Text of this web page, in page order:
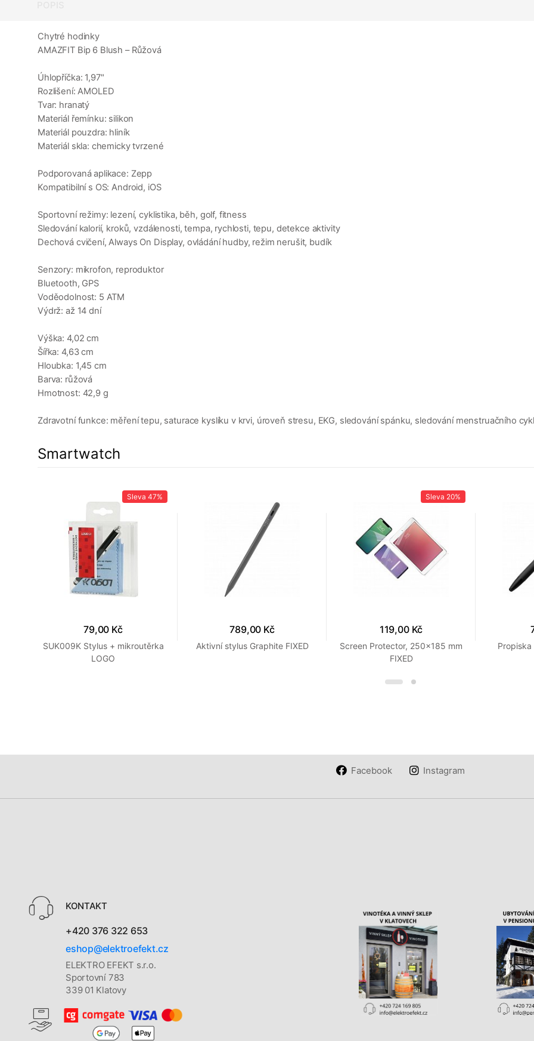
Chytré hodinky
AMAZFIT Bip 6 Blush – Růžová
Úhlopříčka: 1,97"
Rozlišení: AMOLED
Tvar: hranatý
Materiál řemínku: silikon
Materiál pouzdra: hliník
Materiál skla: chemicky tvrzené
Podporovaná aplikace: Zepp
Kompatibilní s OS: Android, iOS
Sportovní režimy: lezení, cyklistika, běh, golf, fitness
Sledování kalorií, kroků, vzdálenosti, tempa, rychlosti, tepu, detekce aktivity
Dechová cvičení, Always On Display, ovládání hudby, režim nerušit, budík
Senzory: mikrofon, reproduktor
Bluetooth, GPS
Voděodolnost: 5 ATM
Výdrž: až 14 dní
Výška: 4,02 cm
Šířka: 4,63 cm
Hloubka: 1,45 cm
Barva: růžová
Hmotnost: 42,9 g
Zdravotní funkce: měření tepu, saturace kyslíku v krvi, úroveň stresu, EKG, sledování spánku, sledování menstruačního
Smartwatch
Sleva 47%
79,00 Kč
SUK009K Stylus + mikroutěrka
LOGO
789,00 Kč
Aktivní stylus Graphite FIXED
Sleva 20%
119,00 Kč
Screen Protector, 250x185 mm
FIXED
Facebook Instagram
KONTAKT
+420 376 322 653
eshop@elektroefekt.cz
ELEKTRO EFEKT s.r.o.
Sportovní 783
339 01 Klatovy